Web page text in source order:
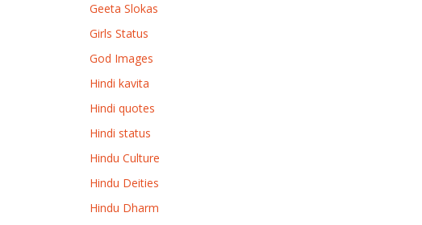
Geeta Slokas
Girls Status
God Images
Hindi kavita
Hindi quotes
Hindi status
Hindu Culture
Hindu Deities
Hindu Dharm